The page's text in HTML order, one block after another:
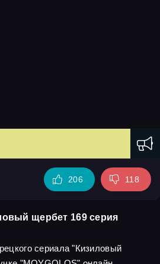
206 118
щербет 169 серия
сериала "Кизиловый